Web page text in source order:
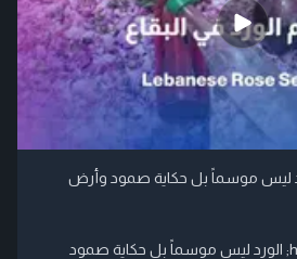
ليس موسماً بل حكاية صمود وأرض
في قصرنبا البقاعية&hellip; الورد ليس موسماً بل حكاية صمود